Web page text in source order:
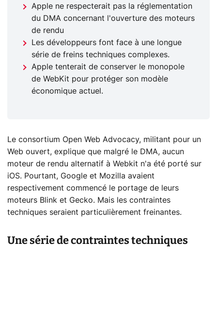
Apple ne respecterait pas la réglementation
du DMA concernant l'ouverture des moteurs
de rendu
Les développeurs font face à une longue
série de freins techniques complexes.
Apple tenterait de conserver le monopole
de WebKit pour protéger son modèle
économique actuel.
Le consortium Open Web Advocacy, militant pour un
Web ouvert, explique que malgré le DMA, aucun
moteur de rendu alternatif à Webkit n'a été porté sur
iOS. Pourtant, Google et Mozilla avaient
respectivement commencé le portage de leurs
moteurs Blink et Gecko. Mais les contraintes
techniques seraient particulièrement freinantes.
Une série de contraintes techniques